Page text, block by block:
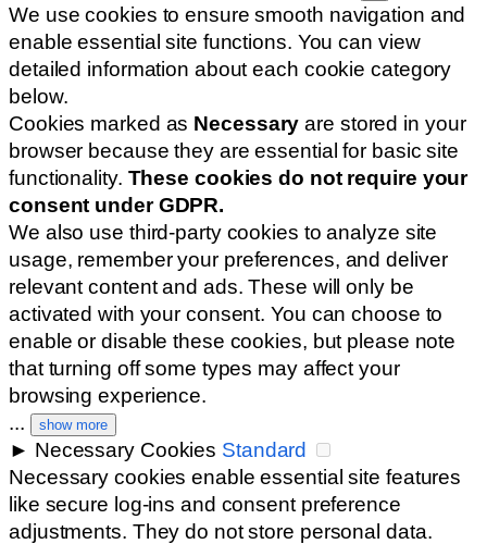
We use cookies to ensure smooth navigation and
enable essential site functions. You can view
detailed information about each cookie category
below.
Cookies marked as Necessary are stored in your
browser because they are essential for basic site
functionality. These cookies do not require your
consent under GDPR.
We also use third-party cookies to analyze site
usage, remember your preferences, and deliver
relevant content and ads. These will only be
activated with your consent. You can choose to
enable or disable these cookies, but please note
that turning off some types may affect your
browsing experience.
...
show more
► Necessary Cookies Standard
Necessary cookies enable essential site features
like secure log-ins and consent preference
adjustments. They do not store personal data.